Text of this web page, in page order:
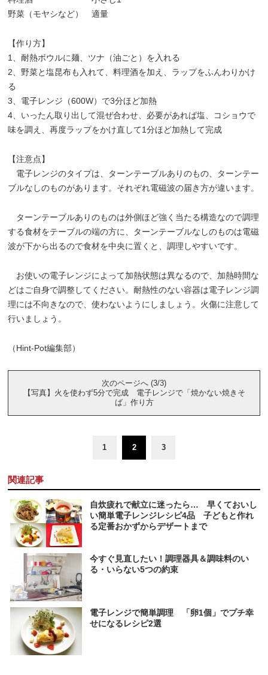
野菜（モヤシなど） 適量
【作り方】
1、耐熱ボウルに麺、ツナ（油ごと）を入れる
2、野菜と塩昆布も入れて、料理酒を加え、ラップをふんわりかけ
る
3、電子レンジ（600W）で3分ほど加熱
4、いったん取り出して混ぜ合わせ、必要があれば塩、コショウで
味を調え、再度ラップをかけ直して1分ほど加熱して完成
【注意点】
電子レンジのタイプは、ターンテーブルありのもの、ターンテー
ブルなしのものがあります。それぞれ電磁波の届き方が違います。
ターンテーブルありのものは外側ほど強く当たる構造なので調理
する食材をテーブルの端の方に、ターンテーブルなしのものは電磁
波が下から出るので食材を中央に置くと、調理しやすいです。
お使いの電子レンジによって加熱状態は異なるので、加熱時間な
どはご自身で調整してください。耐熱性のない容器は電子レンジ調
理には不向きなので、使わないようにしましょう。火傷に注意して
行いましょう。
（Hint-Pot編集部）
次のページへ (3/3)
【写真】火を使わず5分で完成 電子レンジで「焼かない焼きそ
ば」作り方
1 2 3
関連記事
自炊疲れで献立に迷ったら… 早くておいし
い簡単電子レンジレシピ4品 子どもと作れ
る定番おかずからデザートまで
今すぐ見直したい！調理器具＆調味料のい
る・いらない5つの約束
電子レンジで簡単調理 「卵1個」でプチ幸
せになるレシピ2選